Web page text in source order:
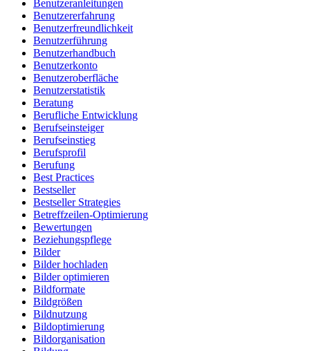
Benutzeranleitungen
Benutzererfahrung
Benutzerfreundlichkeit
Benutzerführung
Benutzerhandbuch
Benutzerkonto
Benutzeroberfläche
Benutzerstatistik
Beratung
Berufliche Entwicklung
Berufseinsteiger
Berufseinstieg
Berufsprofil
Berufung
Best Practices
Bestseller
Bestseller Strategies
Betreffzeilen-Optimierung
Bewertungen
Beziehungspflege
Bilder
Bilder hochladen
Bilder optimieren
Bildformate
Bildgrößen
Bildnutzung
Bildoptimierung
Bildorganisation